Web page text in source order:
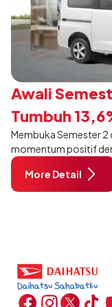
Awali
Tumbuh
Membuka Semester
momentum positif
sebanyak 12.750 unit
13,6% dibandingkan
11.220 unit, dan tetap
More Detail